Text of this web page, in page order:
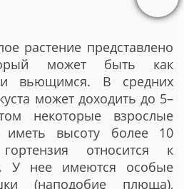
растение представлено
может быть как
вьющимся. В средних
может доходить до 5–
некоторые взрослые
иметь высоту более 10
относится к
У нее имеются особые
(наподобие плюща),